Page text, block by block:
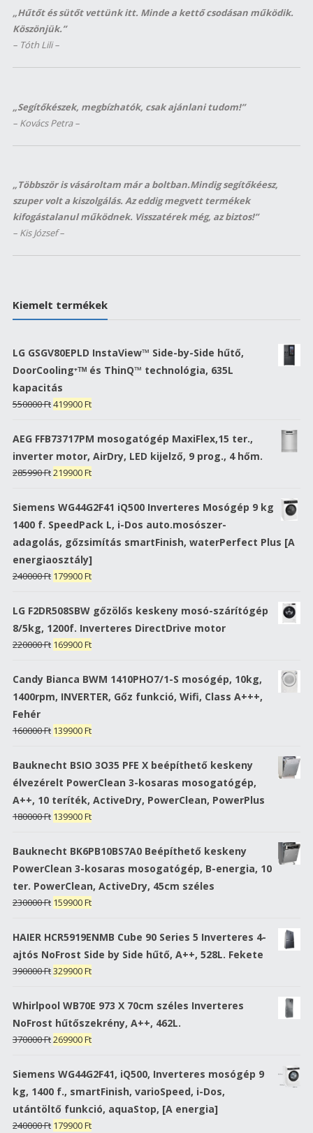
„Hűtőt és sütőt vettünk itt. Minde a kettő csodásan működik.
Köszönjük.”
– Tóth Lili –
„Segítőkészek, megbízhatók, csak ajánlani tudom!”
– Kovács Petra –
„Többször is vásároltam már a boltban.Mindig segítőkéesz,
szuper volt a kiszolgálás. Az eddig megvett termékek
kifogástalanul működnek. Visszatérek még, az biztos!”
– Kis József –
Kiemelt termékek
LG GSGV80EPLD InstaView™ Side-by-Side hűtő,
DoorCooling⁺ᵀᴹ és ThinQ™ technológia, 635L
kapacitás
550000FtOriginal
was:
550000 Ft.
419900FtCurrent
is:
419900 Ft.
AEG FFB73717PM mosogatógép MaxiFlex,15 ter.,
inverter motor, AirDry, LED kijelző, 9 prog., 4 hőm.
285990FtOriginal
was:
285990 Ft.
219900FtCurrent
is:
219900 Ft.
Siemens WG44G2F41 iQ500 Inverteres Mosógép 9 kg
1400 f. SpeedPack L, i-Dos auto.mosószer-
adagolás, gőzsimítás smartFinish, waterPerfect Plus [A
energiaosztály]
240000Ft Original
was:
240000 Ft.
179900FtCurrent
is:
179900 Ft.
LG F2DR508SBW gőzölős keskeny mosó-szárítógép
8/5kg, 1200f. Inverteres DirectDrive motor
220000Ft Original
was:
220000 Ft.
169900FtCurrent
is:
169900 Ft.
Candy Bianca BWM 1410PHO7/1-S mosógép, 10kg,
1400rpm, INVERTER, Gőz funkció, Wifi, Class A+++,
Fehér
160000Ft Original
was:
160000 Ft.
139900FtCurrent
is:
139900 Ft.
Bauknecht BSIO 3O35 PFE X beépíthető keskeny
élvezérelt PowerClean 3-kosaras mosogatógép,
A++, 10 teríték, ActiveDry, PowerClean, PowerPlus
180000Ft Original
was:
180000 Ft.
139900FtCurrent
is:
Bauknecht BK6PB10BS7A0 Beépíthető keskeny
PowerClean 3-kosaras mosogatógép, B-energia, 10
ter. PowerClean, ActiveDry, 45cm széles
230000Ft Original
was:
230000 Ft.
159900FtCurrent
is:
159900 Ft.
HAIER HCR5919ENMB Cube 90 Series 5 Inverteres 4-
ajtós NoFrost Side by Side hűtő, A++, 528L. Fekete
390000FtOriginal
was:
390000 Ft.
329900FtCurrent
is:
329900 Ft.
Whirlpool WB70E 973 X 70cm széles Inverteres
NoFrost hűtőszekrény, A++, 462L.
370000FtOriginal
was:
370000 Ft.
269900FtCurrent
is:
269900 Ft.
Siemens WG44G2F41, iQ500, Inverteres mosógép 9
kg, 1400 f., smartFinish, varioSpeed, i-Dos,
utántöltő funkció, aquaStop, [A energia]
240000Ft Original
179900FtCurrent